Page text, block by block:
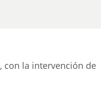
, con la intervención de